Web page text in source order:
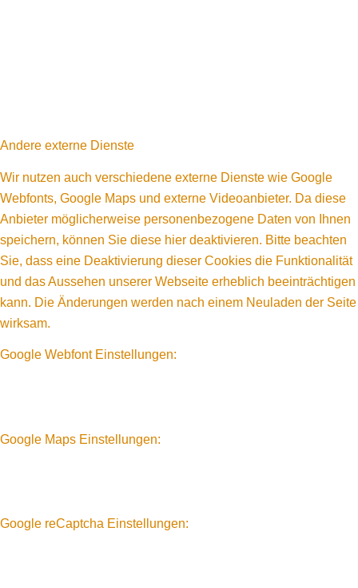
Andere externe Dienste
Wir nutzen auch verschiedene externe Dienste wie Google
Webfonts, Google Maps und externe Videoanbieter. Da diese
Anbieter möglicherweise personenbezogene Daten von Ihnen
speichern, können Sie diese hier deaktivieren. Bitte beachten
Sie, dass eine Deaktivierung dieser Cookies die Funktionalität
und das Aussehen unserer Webseite erheblich beeinträchtigen
kann. Die Änderungen werden nach einem Neuladen der Seite
wirksam.
Google Webfont Einstellungen:
Google Maps Einstellungen:
Google reCaptcha Einstellungen: